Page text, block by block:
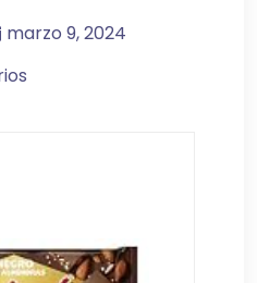
marzo 9, 2024